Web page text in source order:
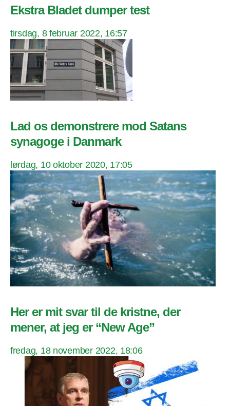
Ekstra Bladet dumper test
tirsdag, 8 februar 2022, 16:57
Lad os demonstrere mod Satans
synagoge i Danmark
lørdag, 10 oktober 2020, 17:05
Her er mit svar til de kristne, der
mener, at jeg er “New Age”
fredag, 18 november 2022, 18:06